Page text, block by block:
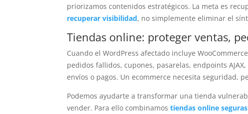
priorizamos contenidos estratégicos. La meta es
recuperar visibilidad, no simplemente eliminar el
Tiendas online: proteger ventas,
Cuando el WordPress afectado incluye
pedidos fallidos, cupones, pasarelas, endpoints
envíos o pagos. Un ecommerce necesita seguridad,
Podemos ayudarte a transformar una tienda
vender. Para ello combinamostiendas online